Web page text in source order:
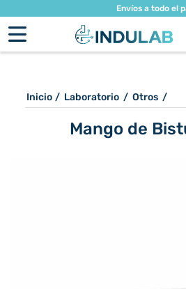
Envíos a todo el
Inicio / Laboratorio / Otros /
Mango de